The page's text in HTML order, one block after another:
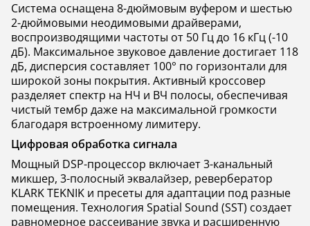
Система оснащена 8-дюймовым вуфером и шестью
2-дюймовыми неодимовыми драйверами,
воспроизводящими частоты от 50 Гц до 16 кГц (-10
дБ). Максимальное звуковое давление достигает 118
дБ, дисперсия составляет 100° по горизонтали для
широкой зоны покрытия. Активный кроссовер
разделяет спектр на НЧ и ВЧ полосы, обеспечивая
чистый тембр даже на максимальной громкости
благодаря встроенному лимитеру.
Цифровая обработка сигнала
Мощный DSP-процессор включает 3-канальный
микшер, 3-полосный эквалайзер, ревербератор
KLARK TEKNIK и пресеты для адаптации под разные
помещения. Технология Spatial Sound (SST) создает
равномерное рассеивание звука и расширенную